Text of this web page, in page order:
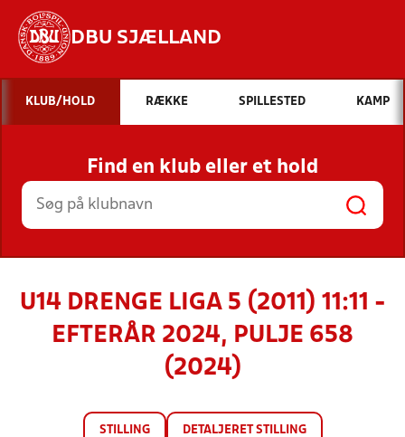
DBU SJÆLLAND
Hvad vil du søge efter?
INDHOLD OG NYHEDER
STILLINGER, RESULTATER, KLUBBER OG
HOLD
KLUB/HOLD RÆKKE SPILLESTED KAMP
Find en klub eller et hold
U14 DRENGE LIGA 5 (2011) 11:11 -
EFTERÅR 2024, PULJE 658
(2024)
STILLING DETALJERET STILLING